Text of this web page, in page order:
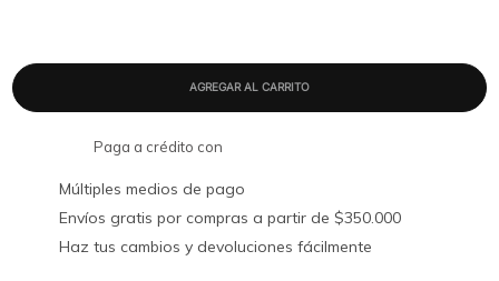
Paga a crédito con
Múltiples medios de pago
Envíos gratis por compras a partir de $350.000
Haz tus cambios y devoluciones fácilmente